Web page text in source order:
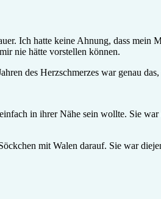
Ich hatte keine Ahnung, dass mein
nie hätte vorstellen können.
des Herzschmerzes war genau
in ihrer Nähe sein wollte. Sie
mit Walen darauf. Sie war